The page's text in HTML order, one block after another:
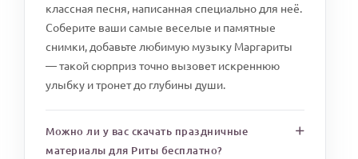
классная песня, написанная специально для неё.
Соберите ваши самые веселые и памятные
снимки, добавьте любимую музыку Маргариты
— такой сюрприз точно вызовет искреннюю
улыбку и тронет до глубины души.
Можно ли у вас скачать праздничные
материалы для Риты бесплатно?